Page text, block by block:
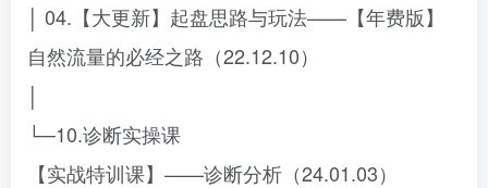
│ 04.【大更新】起盘思路与玩法——【年费版】
自然流量的必经之路（22.12.10）
│
└─10.诊断实操课
【实战特训课】——诊断分析（24.01.03）